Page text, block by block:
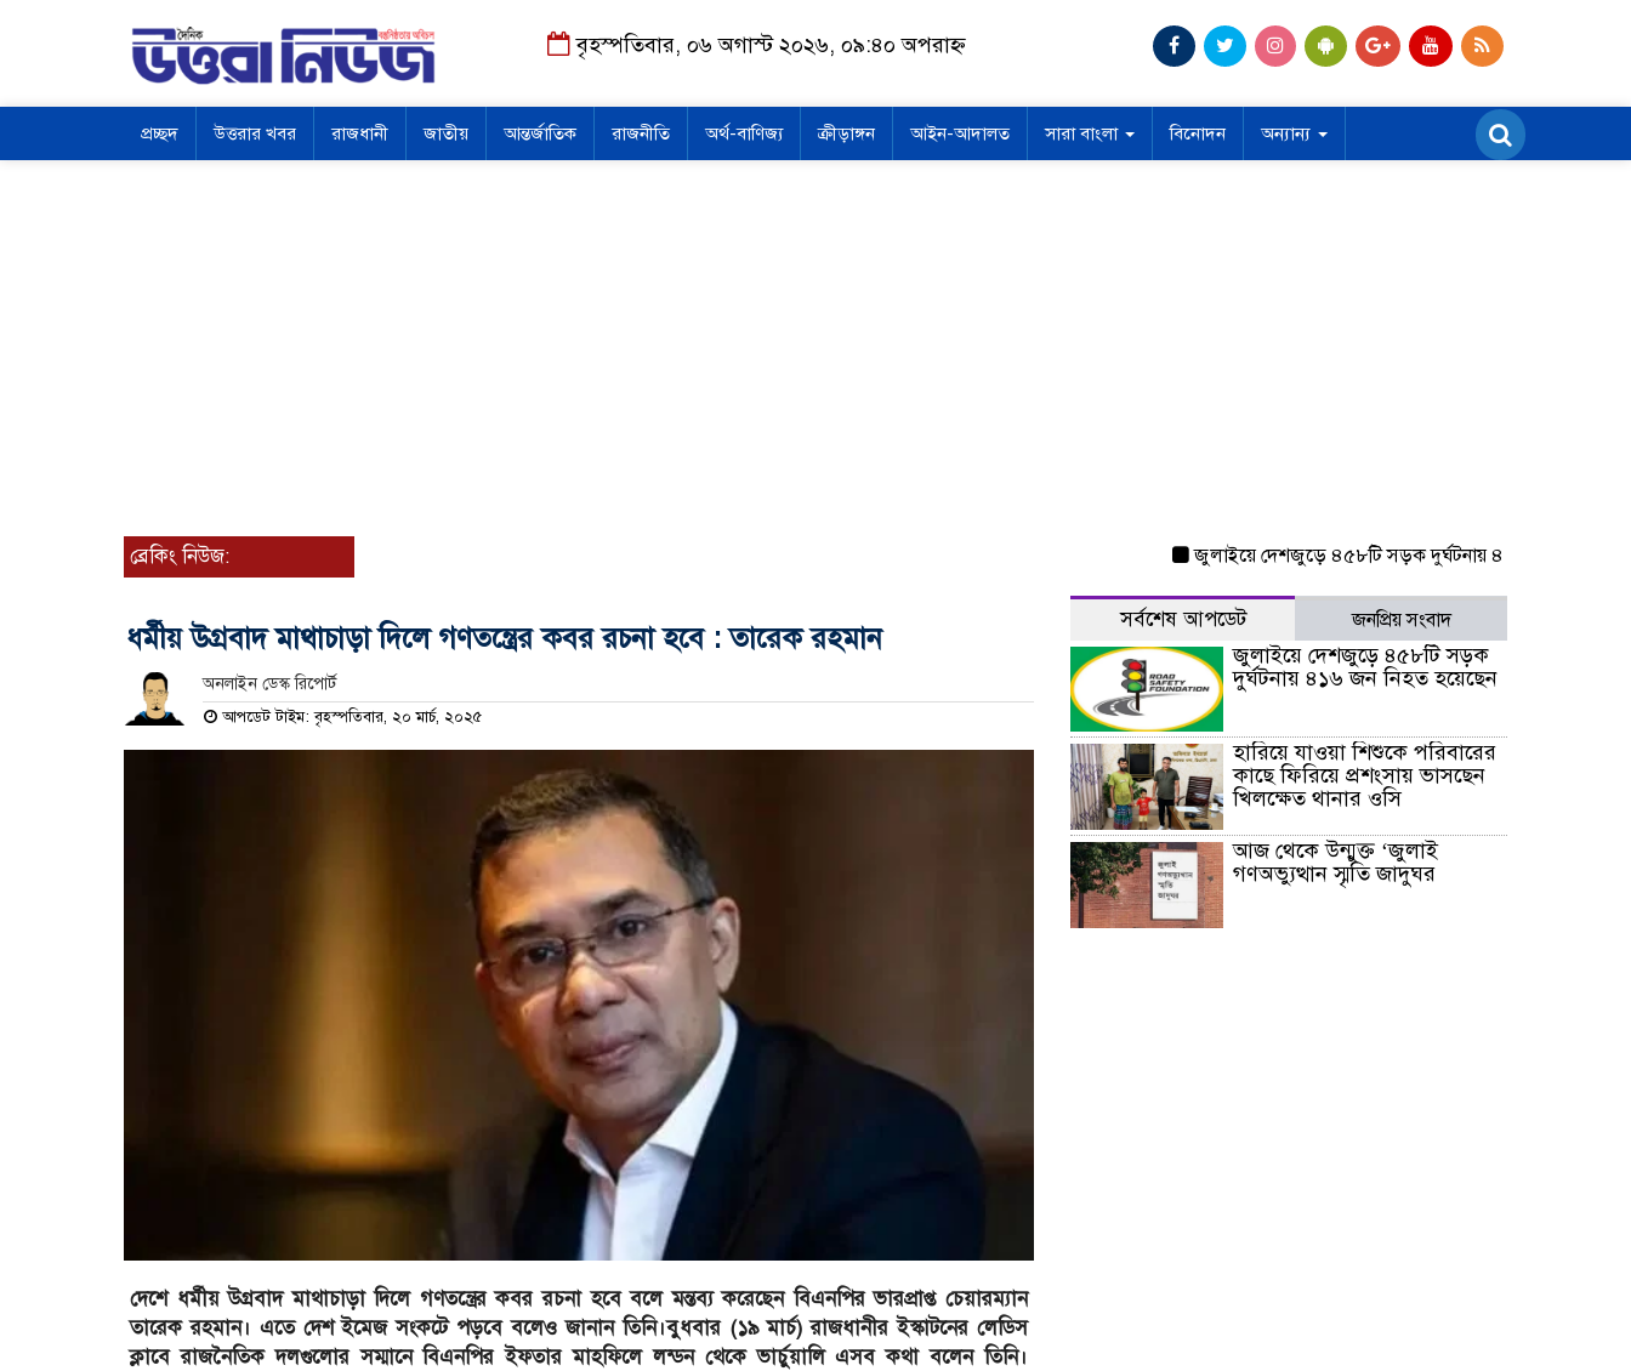
বৃহস্পতিবার, ০৬ অগাস্ট ২০২৬, ০৯:৪০ অপরাহ্ন
প্রচ্ছদ উত্তরার খবর রাজধানী জাতীয় আন্তর্জাতিক রাজনীতি অর্থ-বাণিজ্য ক্রীড়াঙ্গন আইন-আদালত সারা বাংলা বিনোদন অন্যান্য
ব্রেকিং নিউজ: জুলাইয়ে দেশজুড়ে ৪৫৮টি সড়ক দুর্ঘটনায় ৪১৬ জন নিহত হয়েছেন
ধর্মীয় উগ্রবাদ মাথাচাড়া দিলে গণতন্ত্রের কবর রচনা হবে : তারেক রহমান
অনলাইন ডেস্ক রিপোর্ট
আপডেট টাইম: বৃহস্পতিবার, ২০ মার্চ, ২০২৫
দেশে ধর্মীয় উগ্রবাদ মাথাচাড়া দিলে গণতন্ত্রের কবর রচনা হবে বলে মন্তব্য করেছেন বিএনপির ভারপ্রাপ্ত চেয়ারম্যান
তারেক রহমান। এতে দেশ ইমেজ সংকটে পড়বে বলেও জানান তিনি।বুধবার (১৯ মার্চ) রাজধানীর ইস্কাটনের লেডিস
ক্লাবে রাজনৈতিক দলগুলোর সম্মানে বিএনপির ইফতার মাহফিলে লন্ডন থেকে ভার্চুয়ালি এসব কথা বলেন তিনি।
সর্বশেষ আপডেট জনপ্রিয় সংবাদ
জুলাইয়ে দেশজুড়ে ৪৫৮টি সড়ক
দুর্ঘটনায় ৪১৬ জন নিহত হয়েছেন
হারিয়ে যাওয়া শিশুকে পরিবারের
কাছে ফিরিয়ে প্রশংসায় ভাসছেন
খিলক্ষেত থানার ওসি
আজ থেকে উন্মুক্ত ‘জুলাই
গণঅভ্যুত্থান স্মৃতি জাদুঘর